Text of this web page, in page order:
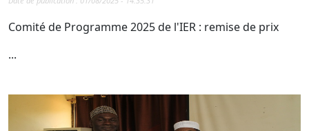
Comité de Programme 2025 de l'IER : remise de prix
...